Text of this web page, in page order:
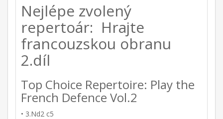
Nejlépe zvolený
repertoár: Hrajte
francouzskou obranu
2.díl
Top Choice Repertoire: Play the
French Defence Vol.2
• 3.Nd2 c5